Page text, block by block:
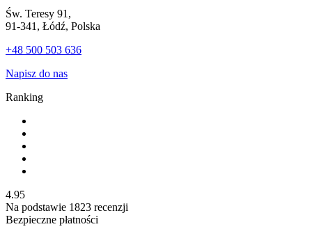
Św. Teresy 91,
91-341, Łódź, Polska
+48 500 503 636
Napisz do nas
Ranking
4.95
Na podstawie 1823 recenzji
Bezpieczne płatności